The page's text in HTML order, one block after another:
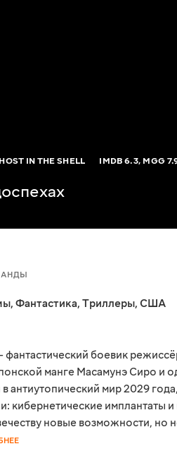
IN THE SHELL IMDB6.3, MGG
, Фантастика, Триллеры, США
фантастический боевик
манге Масамунэ Сиро и
антиутопический мир 2029
кибернетические имплантаты и
новые возможности, но